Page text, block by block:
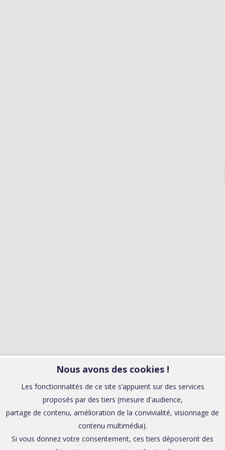
Nous avons des cookies !
Les fonctionnalités de ce site s’appuient sur des services
proposés par des tiers (mesure d'audience,
partage de contenu, amélioration de la convivialité, visionnage de
contenu multimédia).
Si vous donnez votre consentement, ces tiers déposeront des